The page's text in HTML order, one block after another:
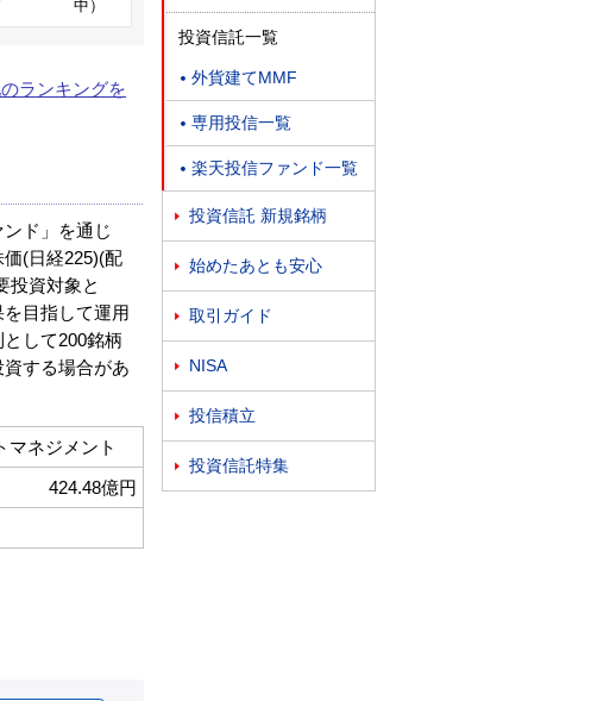
中）
ランキングを
ンド」を通じ
(日経225)(配
投資対象と
目指して運用
して200銘柄
する場合があ
マネジメント
424.48億円
投資信託一覧
 外貨建てMMF
 専用投信一覧
 楽天投信ファンド一覧
 投資信託 新規銘柄
 始めたあとも安心
 取引ガイド
 NISA
 投信積立
 投資信託特集